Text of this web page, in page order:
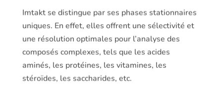
Imtakt se distingue par ses phases stationnaires
uniques. En effet, elles offrent une sélectivité et
une résolution optimales pour l’analyse des
composés complexes, tels que les acides
aminés, les protéines, les vitamines, les
stéroïdes, les saccharides, etc.